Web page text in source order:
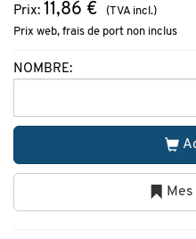
Prix: 11,86 €
(TVA incl.)
Prix web, frais de port non inclus
NOMBRE: